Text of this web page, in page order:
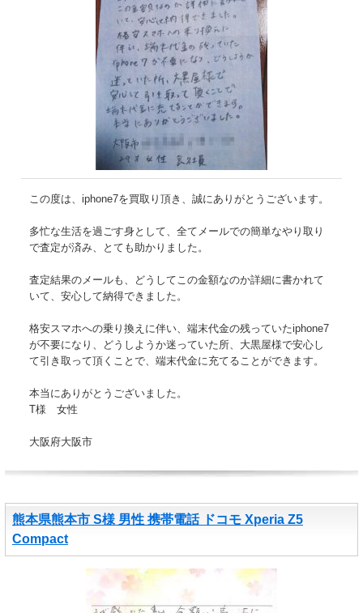
この度は、iphone7を買取り頂き、誠にありがとうございます。
多忙な生活を過ごす身として、全てメールでの簡単なやり取り
で査定が済み、とても助かりました。
査定結果のメールも、どうしてこの金額なのか詳細に書かれて
いて、安心して納得できました。
格安スマホへの乗り換えに伴い、端末代金の残っていたiphone7
が不要になり、どうしようか迷っていた所、大黒屋様で安心し
て引き取って頂くことで、端末代金に充てることができます。
本当にありがとうございました。
T様 女性
大阪府大阪市
熊本県熊本市 S様 男性 携帯電話 ドコモ Xperia Z5
Compact